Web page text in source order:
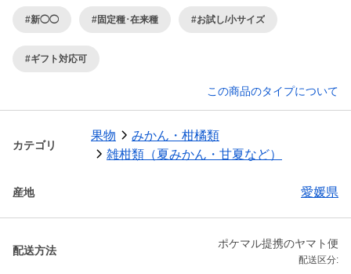
#新◯◯ #固定種･在来種 #お試し/小サイズ
#ギフト対応可
この商品のタイプについて
カテゴリ
果物
みかん・柑橘類
雑柑類（夏みかん・甘夏など）
産地 愛媛県
配送方法
ポケマル提携のヤマト便
配送区分: